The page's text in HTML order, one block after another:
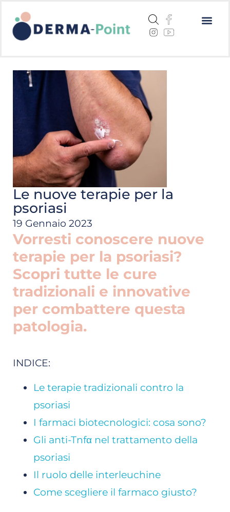
Le nuove terapie per la
psoriasi
19 Gennaio 2023
Vorresti conoscere nuove
terapie per la psoriasi?
Scopri tutte le cure
tradizionali e innovative
per combattere questa
patologia.
INDICE:
Le terapie tradizionali contro la
psoriasi
I farmaci biotecnologici: cosa sono?
Gli anti-Tnfα nel trattamento della
psoriasi
Il ruolo delle interleuchine
Come scegliere il farmaco giusto?